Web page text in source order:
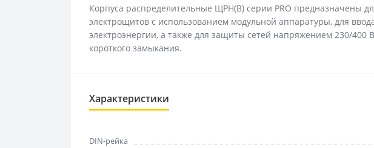
Корпуса распределительные ЩРН(В) серии PRO предназначены
электрощитов с использованием модульной аппаратуры, для
электроэнергии, а также для защиты сетей напряжением 230/400
короткого замыкания.
Характеристики
DIN-рейка